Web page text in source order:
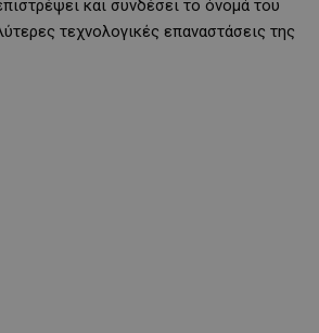
και συνδέσει το όνομά του
τεχνολογικές επαναστάσεις της